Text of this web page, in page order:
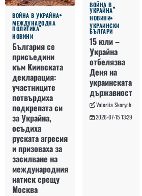
ВОЙНА В УКРАЙНА
МЕЖДУНАРОДНА
ПОЛИТИКА
НОВИНИ
България се
присъедини
към Киивската
декларация:
участниците
потвърдиха
подкрепата си
за Украйна,
осъдиха
руската агресия
и призоваха за
засилване на
международния
натиск срещу
Москва
ВОЙНА В
УКРАЙНА
НОВИНИ
УКРАИНСКИ
БЪЛГАРИ
15 юли –
Украйна
отбелязва
Деня на
украинската
държавност
Valeriia Skorych
2026-07-15 13:29